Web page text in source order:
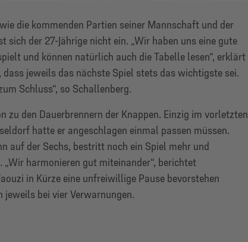
die kommenden Partien seiner Mannschaft und der
sich der 27-Jährige nicht ein. „Wir haben uns eine gute
und können natürlich auch die Tabelle lesen“, erklärt
jeweils das nächste Spiel stets das wichtigste sei.
Schluss“, so Schallenberg.
zu den Dauerbrennern der Knappen. Einzig im vorletzten
hatte er angeschlagen einmal passen müssen.
auf der Sechs, bestritt noch ein Spiel mehr und
„Wir harmonieren gut miteinander“, berichtet
in Kürze eine unfreiwillige Pause bevorstehen
jeweils bei vier Verwarnungen.